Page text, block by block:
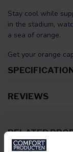
Stay cool while
in the stadium,
a sea of orange.
Get your orange
REVIEWS
RELATED